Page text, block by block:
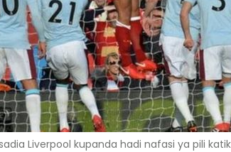
Liverpool kupanda hadi nafasi ya pili